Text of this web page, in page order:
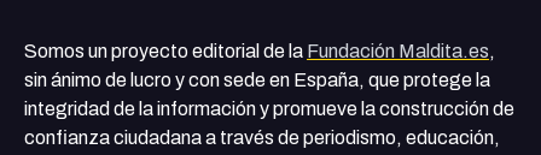
Somos un proyecto editorial de la Fundación Maldita.es,
sin ánimo de lucro y con sede en España, que protege la
integridad de la información y promueve la construcción de
confianza ciudadana a través de periodismo, educación,